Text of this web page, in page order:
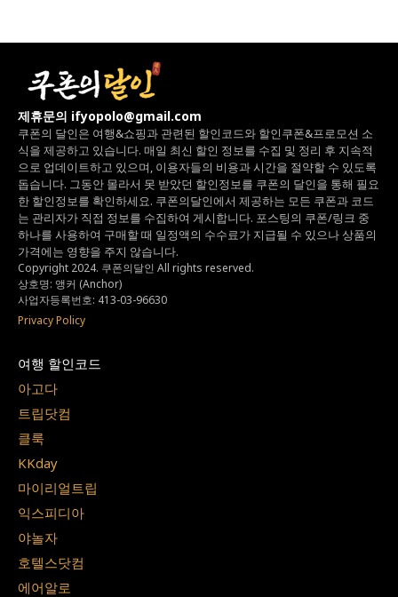
제휴문의 ifyopolo@gmail.com
쿠폰의 달인은 여행&쇼핑과 관련된 할인코드와 할인쿠폰&프로모션 소
식을 제공하고 있습니다. 매일 최신 할인 정보를 수집 및 정리 후 지속적
으로 업데이트하고 있으며, 이용자들의 비용과 시간을 절약할 수 있도록
돕습니다. 그동안 몰라서 못 받았던 할인정보를 쿠폰의 달인을 통해 필요
한 할인정보를 확인하세요. 쿠폰의달인에서 제공하는 모든 쿠폰과 코드
는 관리자가 직접 정보를 수집하여 게시합니다. 포스팅의 쿠폰/링크 중
하나를 사용하여 구매할 때 일정액의 수수료가 지급될 수 있으나상품의
가격에는 영향을 주지 않습니다.
Copyright 2024. 쿠폰의달인 All rights reserved.
상호명: 앵커 (Anchor)
사업자등록번호: 413-03-96630
Privacy Policy
여행 할인코드
아고다
트립닷컴
클룩
KKday
마이리얼트립
익스피디아
야놀자
호텔스닷컴
에어알로